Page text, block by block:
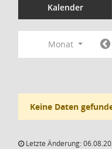
Kalender
Monat
Keine Daten
Letzte Änderung: